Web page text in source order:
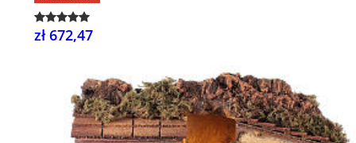
zł 672,47